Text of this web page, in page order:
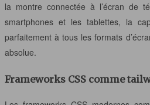
la montre connectée à l’écran de
smartphones et les tablettes, la
parfaitement à tous les formats
absolue.
Frameworks CSS comme